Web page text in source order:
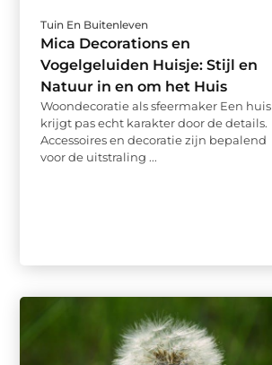
Tuin En Buitenleven
Mica Decorations en
Vogelgeluiden Huisje: Stijl en
Natuur in en om het Huis
Woondecoratie als sfeermaker Een huis
krijgt pas echt karakter door de details.
Accessoires en decoratie zijn bepalend
voor de uitstraling ...